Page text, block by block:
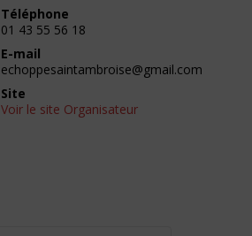
Téléphone
01 43 55 56 18
E-mail
echoppesaintambroise@gmail.com
Site
Voir le site Organisateur